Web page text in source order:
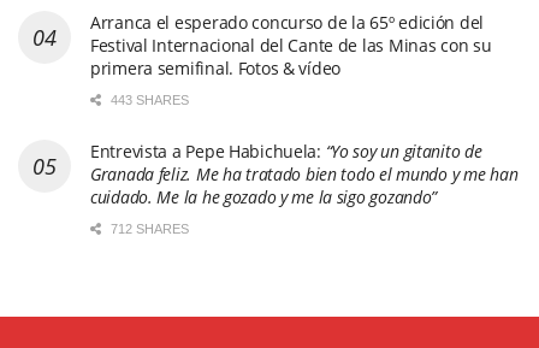
Arranca el esperado concurso de la 65º edición del
Festival Internacional del Cante de las Minas con su
primera semifinal. Fotos & vídeo
443 SHARES
Entrevista a Pepe Habichuela: “Yo soy un gitanito de
Granada feliz. Me ha tratado bien todo el mundo y me han
cuidado. Me la he gozado y me la sigo gozando”
712 SHARES